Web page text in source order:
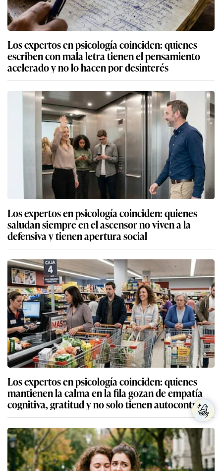
Los expertos en psicología coinciden: quienes
escriben con mala letra tienen el pensamiento
acelerado y no lo hacen por desinterés
Los expertos en psicología coinciden: quienes
saludan siempre en el ascensor no viven a la
defensiva y tienen apertura social
Los expertos en psicología coinciden: quienes
mantienen la calma en la fila gozan de empatía
cognitiva, gratitud y no solo tienen autocontrol